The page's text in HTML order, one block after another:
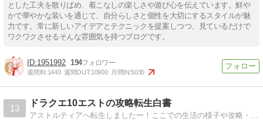
とした工夫を散りばめ、着こなしの楽しさや遊び心を伝えています。鮮や
かで華やかな装いを通じて、自分らしさと個性を大切にするスタイルが魅
力です。常に新しいアイデアとテクニックを提案しつつ、見ているだけで
ワクワクさせるそんな雰囲気を持つブログです。
1951992 194
週間IN:1440 週間OUT:10900 月間IN:5030
13
ドラクエ10エストの攻略転生白書